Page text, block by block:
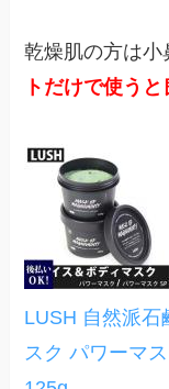
乾燥肌の方は
トだけで使うと
LUSH 自然派石
スク パワーマ